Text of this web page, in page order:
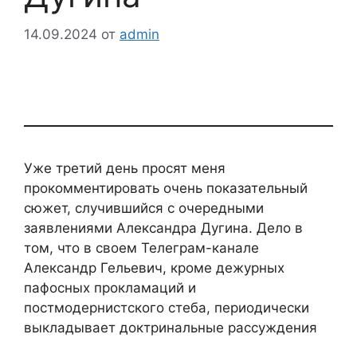
14.09.2024 от admin
Уже третий день просят меня
прокомментировать очень показательный
сюжет, случившийся с очередными
заявлениями Александра Дугина. Дело в
том, что в своем Телеграм-канале
Александр Гельевич, кроме дежурных
пафосных прокламаций и
постмодернистского стеба, периодически
выкладывает доктринальные рассуждения